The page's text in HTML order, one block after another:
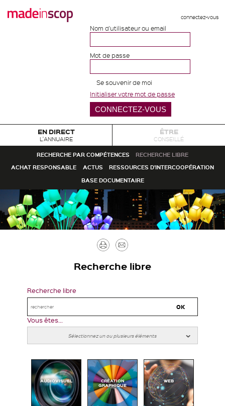
connectez-vous
Nom d'utilisateur ou email
Mot de passe
Se souvenir de moi
Initialiser votre mot de passe
EN DIRECT
L'ANNUAIRE
ÊTRE
CONSEILLÉ
RECHERCHE PAR COMPÉTENCES
RECHERCHE LIBRE
ACHAT RESPONSABLE
ACTUS
RESSOURCES D'INTERCOOPÉRATION
BASE DOCUMENTAIRE
Imprimer
Recherche libre
Recherche libre
Vous êtes...
AUDIOVISUEL CRÉATION
GRAPHIQUE
WEB